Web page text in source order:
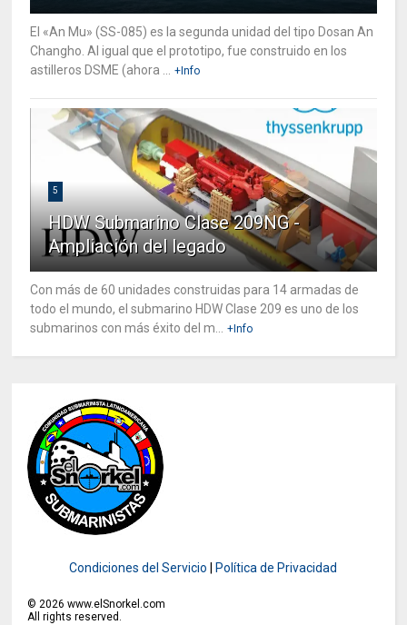
El «An Mu» (SS-085) es la segunda unidad del tipo Dosan An
Changho. Al igual que el prototipo, fue construido en los
astilleros DSME (ahora ...
+Info
5
HDW Submarino Clase 209NG -
Ampliación del legado
Con más de 60 unidades construidas para 14 armadas de
todo el mundo, el submarino HDW Clase 209 es uno de los
submarinos con más éxito del m...
+Info
Condiciones del Servicio Política de Privacidad
© 2026 www.elSnorkel.com
All rights reserved.